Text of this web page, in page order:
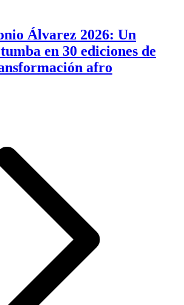
Álvarez 2026: Un
en 30 ediciones de
afro